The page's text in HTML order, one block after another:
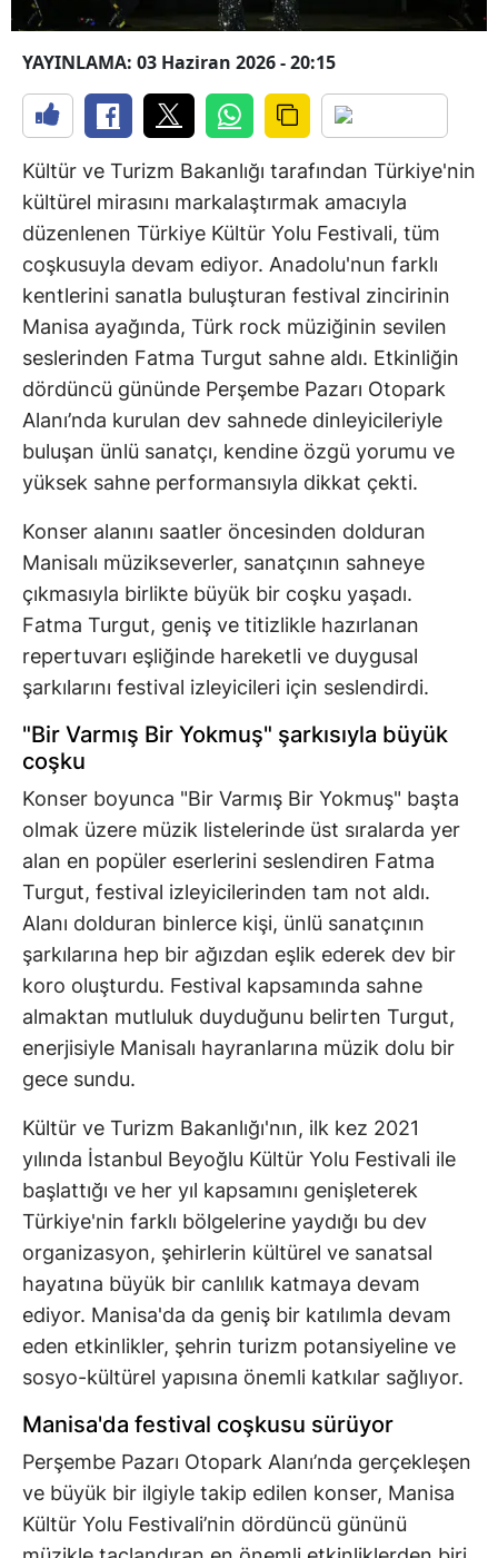
YAYINLAMA: 03 Haziran 2026 - 20:15
Kültür ve Turizm Bakanlığı tarafından Türkiye'nin
kültürel mirasını markalaştırmak amacıyla
düzenlenen Türkiye Kültür Yolu Festivali, tüm
coşkusuyla devam ediyor. Anadolu'nun farklı
kentlerini sanatla buluşturan festival zincirinin
Manisa ayağında, Türk rock müziğinin sevilen
seslerinden Fatma Turgut sahne aldı. Etkinliğin
dördüncü gününde Perşembe Pazarı Otopark
Alanı’nda kurulan dev sahnede dinleyicileriyle
buluşan ünlü sanatçı, kendine özgü yorumu ve
yüksek sahne performansıyla dikkat çekti.
Konser alanını saatler öncesinden dolduran
Manisalı müzikseverler, sanatçının sahneye
çıkmasıyla birlikte büyük bir coşku yaşadı.
Fatma Turgut, geniş ve titizlikle hazırlanan
repertuvarı eşliğinde hareketli ve duygusal
şarkılarını festival izleyicileri için seslendirdi.
"Bir Varmış Bir Yokmuş" şarkısıyla büyük
coşku
Konser boyunca "Bir Varmış Bir Yokmuş" başta
olmak üzere müzik listelerinde üst sıralarda yer
alan en popüler eserlerini seslendiren Fatma
Turgut, festival izleyicilerinden tam not aldı.
Alanı dolduran binlerce kişi, ünlü sanatçının
şarkılarına hep bir ağızdan eşlik ederek dev bir
koro oluşturdu. Festival kapsamında sahne
almaktan mutluluk duyduğunu belirten Turgut,
enerjisiyle Manisalı hayranlarına müzik dolu bir
gece sundu.
Kültür ve Turizm Bakanlığı'nın, ilk kez 2021
yılında İstanbul Beyoğlu Kültür Yolu Festivali ile
başlattığı ve her yıl kapsamını genişleterek
Türkiye'nin farklı bölgelerine yaydığı bu dev
organizasyon, şehirlerin kültürel ve sanatsal
hayatına büyük bir canlılık katmaya devam
ediyor. Manisa'da da geniş bir katılımla devam
eden etkinlikler, şehrin turizm potansiyeline ve
sosyo-kültürel yapısına önemli katkılar sağlıyor.
Manisa'da festival coşkusu sürüyor
Perşembe Pazarı Otopark Alanı’nda gerçekleşen
ve büyük bir ilgiyle takip edilen konser, Manisa
Kültür Yolu Festivali’nin dördüncü gününü